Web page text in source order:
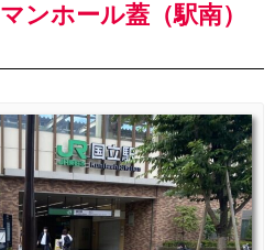
ンホール蓋（駅南）